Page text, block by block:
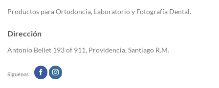
pueden
la
de
producto
pueden
la
Productos para Ortodoncia, Laboratorio y Fotografía Dental.
Dirección
Antonio Bellet 193 of 911, Providencia, Santiago R.M.
Siguenos